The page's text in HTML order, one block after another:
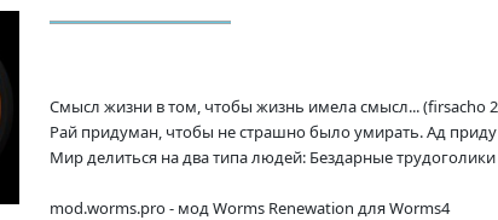
Смысл жизни в том, чтобы жизнь имела смысл... (firsacho
Рай придуман, чтобы не страшно было умирать. Ад
Мир делиться на два типа людей: Бездарные
mod.worms.pro - мод Worms Renewation для Worms4